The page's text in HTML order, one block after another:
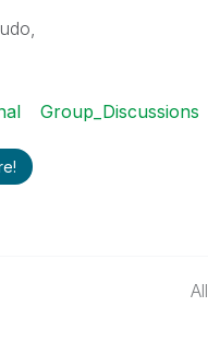
Group_Discussions